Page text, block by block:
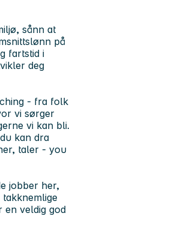
sånn at
på
fartstid i
deg
- fra folk
vi sørger
vi kan bli.
kan dra
taler - you
jobber her,
en veldig god